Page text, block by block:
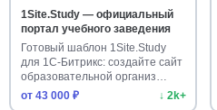
1Site.Study — официальный
портал учебного заведения
Готовый шаблон 1Site.Study
для 1С-Битрикс: создайте сайт
образовательной организ…
от 43 000 ₽
↓ 2k+